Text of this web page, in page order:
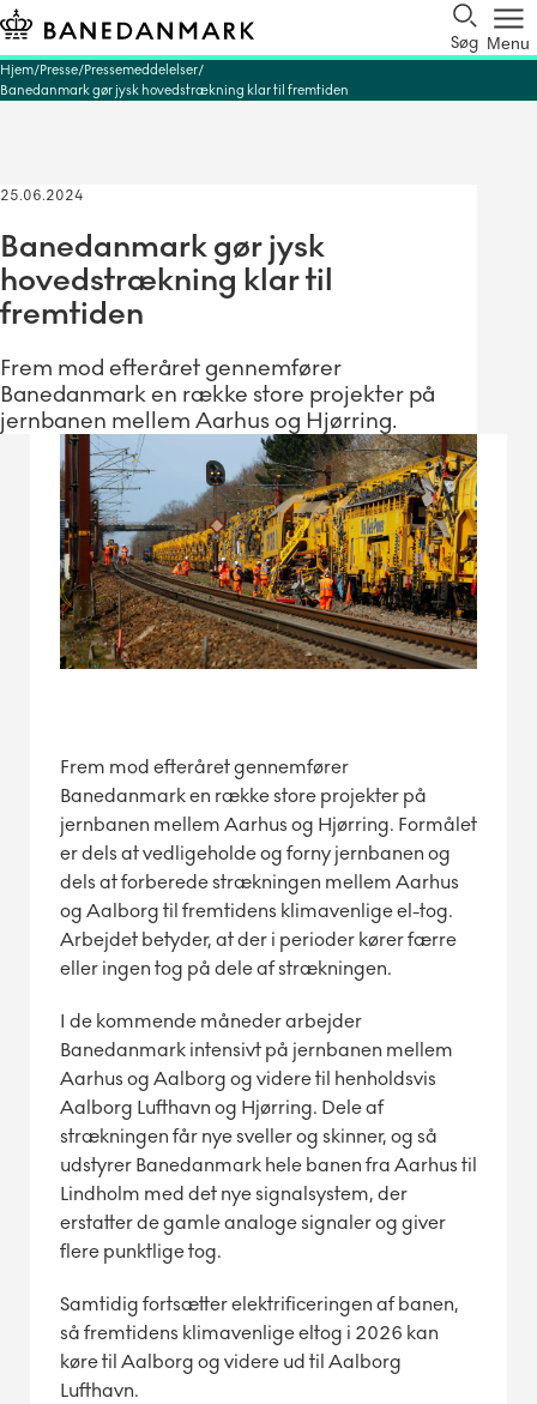
Søg Menu
Hjem Presse Pressemeddelelser
Banedanmark gør jysk hovedstrækning klar til fremtiden
25.06.2024
Banedanmark gør jysk
hovedstrækning klar til
fremtiden
Frem mod efteråret gennemfører
Banedanmark en række store projekter på
jernbanen mellem Aarhus og Hjørring.
Frem mod efteråret gennemfører
Banedanmark en række store projekter på
jernbanen mellem Aarhus og Hjørring. Formålet
er dels at vedligeholde og forny jernbanen og
dels at forberede strækningen mellem Aarhus
og Aalborg til fremtidens klimavenlige el-tog.
Arbejdet betyder, at der i perioder kører færre
eller ingen tog på dele af strækningen.
I de kommende måneder arbejder
Banedanmark intensivt på jernbanen mellem
Aarhus og Aalborg og videre til henholdsvis
Aalborg Lufthavn og Hjørring. Dele af
strækningen får nye sveller og skinner, og så
udstyrer Banedanmark hele banen fra Aarhus til
Lindholm med det nye signalsystem, der
erstatter de gamle analoge signaler og giver
flere punktlige tog.
Samtidig fortsætter elektrificeringen af banen,
så fremtidens klimavenlige eltog i 2026 kan
køre til Aalborg og videre ud til Aalborg
Lufthavn.